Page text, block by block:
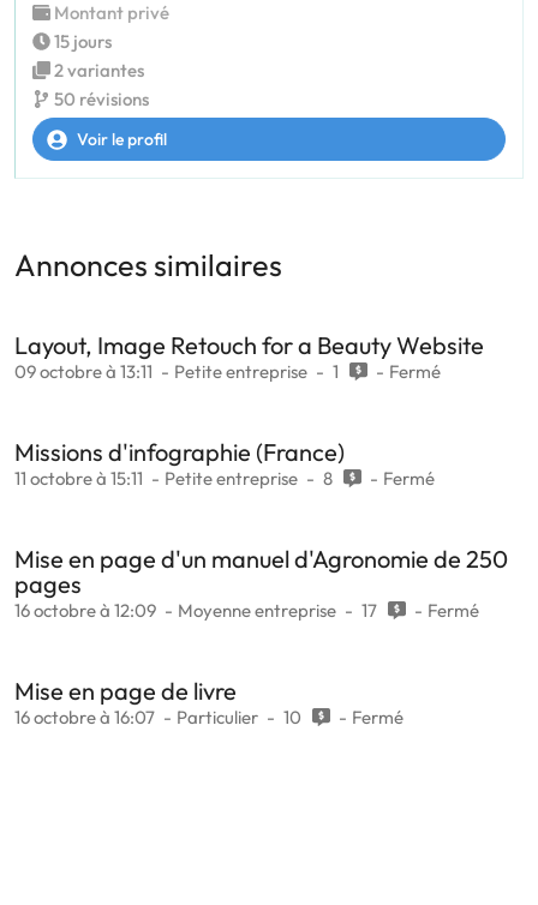
Montant privé
15 jours
2 variantes
50 révisions
Voir le profil
Annonces similaires
Layout, Image Retouch for a Beauty Website
09 octobre à 13:11 Petite entreprise 1 Fermé
Missions d'infographie (France)
11 octobre à 15:11 Petite entreprise 8 Fermé
Mise en page d'un manuel d'Agronomie de 250
pages
16 octobre à 12:09 Moyenne entreprise 17 Fermé
Mise en page de livre
16 octobre à 16:07 Particulier 10 Fermé